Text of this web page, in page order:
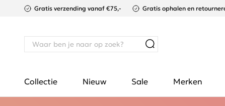
Gratis verzending vanaf €75,- Gratis ophalen en
Collectie Nieuw Sale Merken